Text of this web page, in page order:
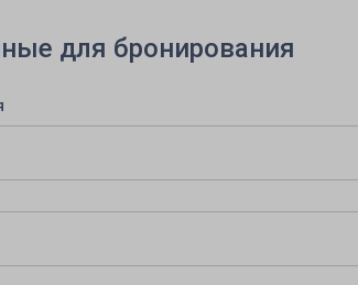
для бронирования